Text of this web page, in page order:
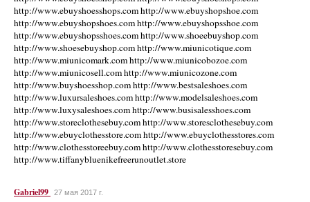
http://www.ebuyshoesshops.com http://www.ebuyshopshoe.com
http://www.ebuyshopshoes.com http://www.ebuyshopsshoe.com
http://www.ebuyshopsshoes.com http://www.shoeebuyshop.com
http://www.shoesebuyshop.com http://www.miunicotique.com
http://www.miunicomark.com http://www.miunicobozoe.com
http://www.miunicosell.com http://www.miunicozone.com
http://www.buyshoesshop.com http://www.bestsaleshoes.com
http://www.luxursaleshoes.com http://www.modelsaleshoes.com
http://www.luxysaleshoes.com http://www.busisalesshoes.com
http://www.storeclothesebuy.com http://www.storesclothesebuy.com
http://www.ebuyclothesstore.com http://www.ebuyclothesstores.com
http://www.clothesstoreebuy.com http://www.clothesstoresebuy.com
http://www.tiffanybluenikefreerunoutlet.store
Gabriel99 27 мая 2017 г.